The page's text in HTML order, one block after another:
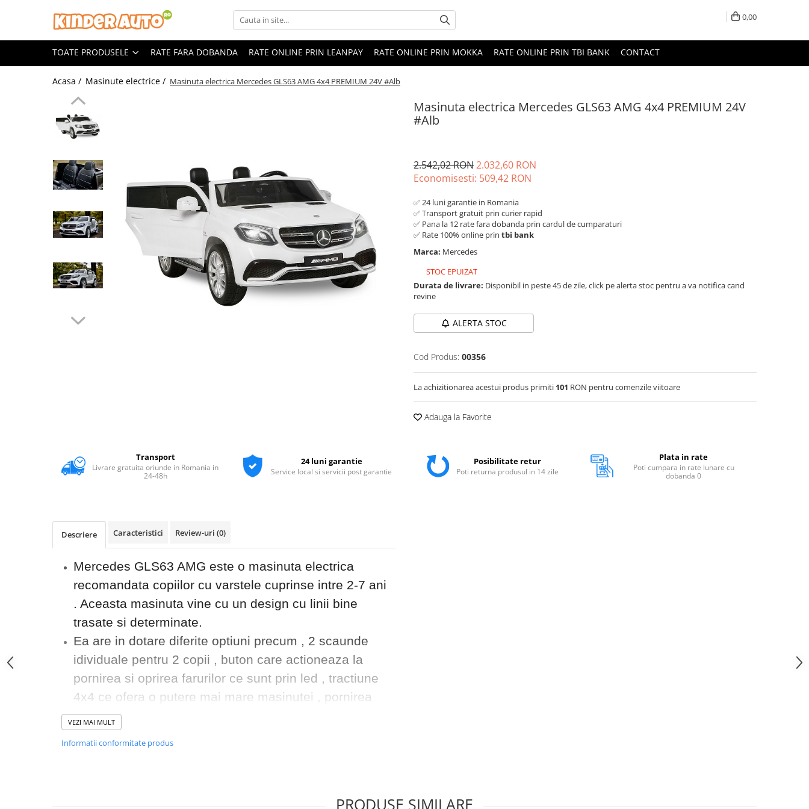
Toate Produsele
Produse in stoc
Masinute electrice
Motociclete electrice
ATV & UTV Electrice
Vehicule electrice adulti
Vehicule speciale copii
Motociclete Drift-Trike
Masinute electrice Mercedes
Masinute electrice tip SUV
Jucarii RC cu telecomanda
0,00
TOATE PRODUSELE RATE FARA DOBANDA RATE ONLINE PRIN LEANPAY RATE ONLINE PRIN MOKKA RATE ONLINE PRIN TBI BANK CONTACT
Acasa / Masinute electrice / Masinuta electrica Mercedes GLS63 AMG 4x4 PREMIUM 24V #Alb
Masinuta electrica Mercedes GLS63 AMG 4x4 PREMIUM 24V
#Alb
2.542,02 RON2.032,60 RON
Economisesti: 509,42 RON
✅ 24 luni garantie in Romania
✅ Transport gratuit prin curier rapid
✅ Pana la 12 rate fara dobanda prin cardul de cumparaturi
✅ Rate 100% online prin tbi bank
Marca: Mercedes
STOC EPUIZAT
Durata de livrare: Disponibil in peste 45 de zile, click pe alerta stoc pentru a va notifica cand
revine
ALERTA STOC
Cod Produs: 00356
La achizitionarea acestui produs primiti 101 RON pentru comenzile viitoare
Adauga la Favorite
Transport
Livrare gratuita oriunde in Romania in
24-48h
24 luni garantie
Service local si servicii post garantie
Posibilitate retur
Poti returna produsul in 14 zile
Plata in rate
Poti cumpara in rate lunare cu
dobanda 0
Descriere Caracteristici Review-uri (0)
Mercedes GLS63 AMG este o masinuta electrica
recomandata copiilor cu varstele cuprinse intre 2-7 ani
. Aceasta masinuta vine cu un design cu linii bine
trasate si determinate.
Ea are in dotare diferite optiuni precum , 2 scaunde
idividuale pentru 2 copii , buton care actioneaza la
pornirea si oprirea farurilor ce sunt prin led , tractiune
4x4 ce ofera o putere mai mare masinutei , pornirea
este lenta adaugand un plus de confort pentru copil ,
Pentru divertisment avem un music player la care se
VEZI MAI MULT
Informatii conformitate produs
PRODUSE SIMILARE